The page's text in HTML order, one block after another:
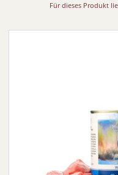
Für dieses Produkt